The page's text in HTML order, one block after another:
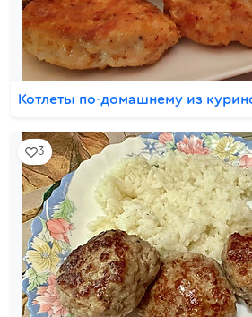
Котлеты по-домашнему из
3